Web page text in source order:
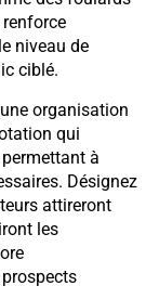
renforce
niveau de
ciblé.
organisation
qui
à
Désignez
attireront
les